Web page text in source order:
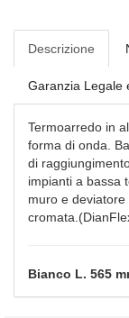
Descrizione
Garanzia Legale
Termoarredo in
forma di onda.
di
impianti a bassa
muro e
Bianco L. 565